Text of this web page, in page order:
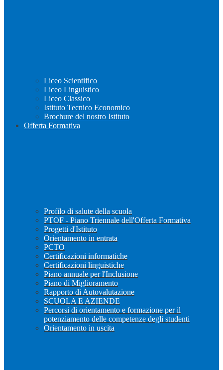
Liceo Scientifico
Liceo Linguistico
Liceo Classico
Istituto Tecnico Economico
Brochure del nostro Istituto
Offerta Formativa
Profilo di salute della scuola
PTOF - Piano Triennale dell'Offerta Formativa
Progetti d'Istituto
Orientamento in entrata
PCTO
Certificazioni informatiche
Certificazioni linguistiche
Piano annuale per l'Inclusione
Piano di Miglioramento
Rapporto di Autovalutazione
SCUOLA E AZIENDE
Percorsi di orientamento e formazione per il
potenziamento delle competenze degli studenti
Orientamento in uscita